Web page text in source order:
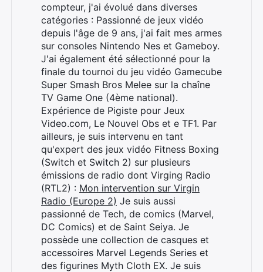
compteur, j'ai évolué dans diverses
catégories : Passionné de jeux vidéo
depuis l'âge de 9 ans, j'ai fait mes armes
sur consoles Nintendo Nes et Gameboy.
J'ai également été sélectionné pour la
finale du tournoi du jeu vidéo Gamecube
Super Smash Bros Melee sur la chaîne
TV Game One (4ème national).
Expérience de Pigiste pour Jeux
Video.com, Le Nouvel Obs et e TF1. Par
ailleurs, je suis intervenu en tant
qu'expert des jeux vidéo Fitness Boxing
(Switch et Switch 2) sur plusieurs
émissions de radio dont Virging Radio
(RTL2) : Mon intervention sur Virgin
Radio (Europe 2) Je suis aussi
passionné de Tech, de comics (Marvel,
DC Comics) et de Saint Seiya. Je
possède une collection de casques et
accessoires Marvel Legends Series et
des figurines Myth Cloth EX. Je suis
Rechercher
: